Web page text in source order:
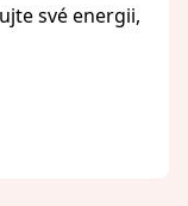
své energii,